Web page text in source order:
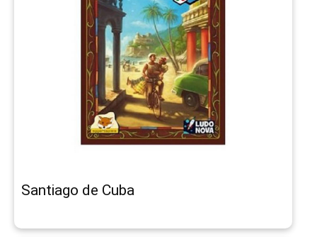
Santiago de Cuba